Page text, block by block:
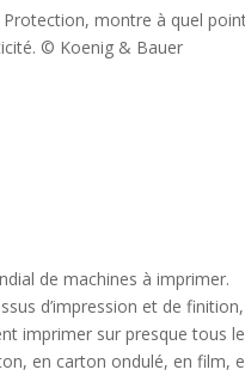
montre à quel
© Koenig & Bauer
de machines à imprimer.
d’impression et de finition,
imprimer sur presque tous
en carton ondulé, en film,